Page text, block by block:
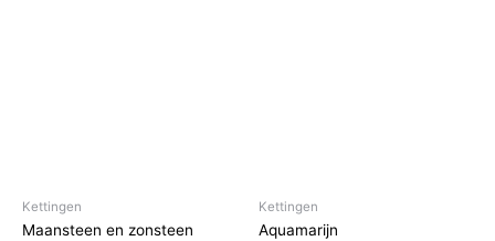
Kettingen
Maansteen en zonsteen
Kettingen
Aquamarijn